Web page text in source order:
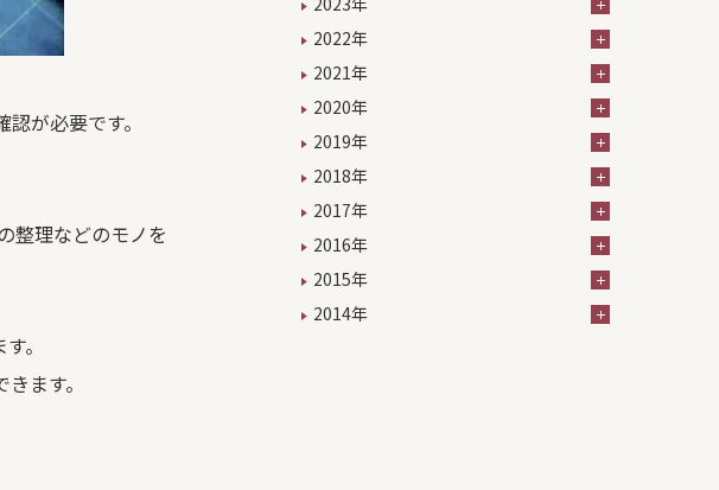
が必要です。
整理などのモノを
。
ます。
2022年
2021年
2020年
2019年
2018年
2017年
2016年
2015年
2014年